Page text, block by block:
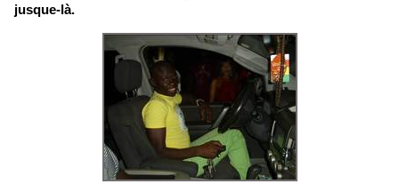
jusque-là.